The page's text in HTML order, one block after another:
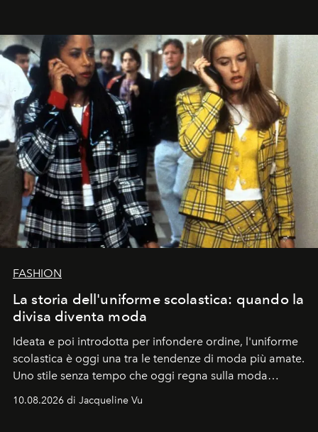
FASHION
La storia dell'uniforme scolastica: quando la
divisa diventa moda
Ideata e poi introdotta per infondere ordine, l'uniforme
scolastica è oggi una tra le tendenze di moda più amate.
Uno stile senza tempo che oggi regna sulla moda
10.08.2026 di Jacqueline Vu